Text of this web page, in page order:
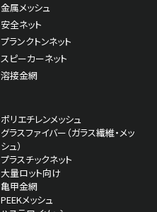
30 460
金属メッシュ
安全ネット
プランクトンネット
スピーカーネット
溶接金網
ポリエチレンメッシュ
グラスファイバー（ガラス繊維・メッ
シュ）
プラスチックネット
大量ロット向け
亀甲金網
PEEKメッシュ